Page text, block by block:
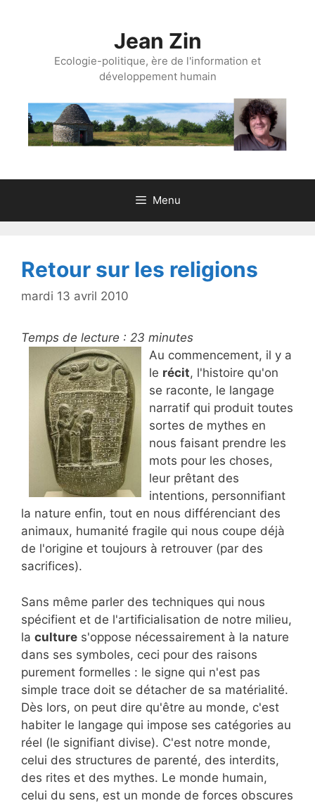
Jean Zin
Ecologie-politique, ère de l'information et
développement humain
Menu
Retour sur les religions
mardi 13 avril 2010
Temps de lecture : 23 minutes
Au commencement, il y a
le récit, l'histoire qu'on
se raconte, le langage
narratif qui produit toutes
sortes de mythes en
nous faisant prendre les
mots pour les choses,
leur prêtant des
intentions, personnifiant
la nature enfin, tout en nous différenciant des
animaux, humanité fragile qui nous coupe déjà
de l'origine et toujours à retrouver (par des
sacrifices).
Sans même parler des techniques qui nous
spécifient et de l'artificialisation de notre milieu,
la culture s'oppose nécessairement à la nature
dans ses symboles, ceci pour des raisons
purement formelles : le signe qui n'est pas
simple trace doit se détacher de sa matérialité.
Dès lors, on peut dire qu'être au monde, c'est
habiter le langage qui impose ses catégories au
réel (le signifiant divise). C'est notre monde,
celui des structures de parenté, des interdits,
des rites et des mythes. Le monde humain,
celui du sens, est un monde de forces obscures